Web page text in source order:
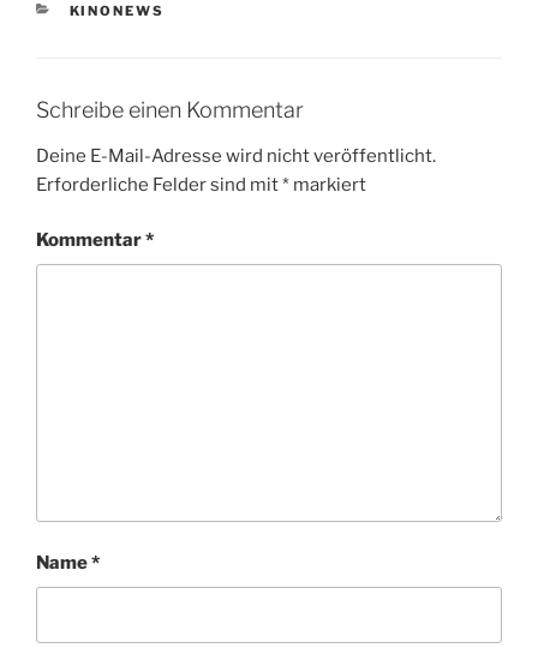
KATEGORIEN
KINONEWS
Schreibe einen Kommentar
Deine E-Mail-Adresse wird nicht veröffentlicht.
Erforderliche Felder sind mit* markiert
Kommentar*
Name*